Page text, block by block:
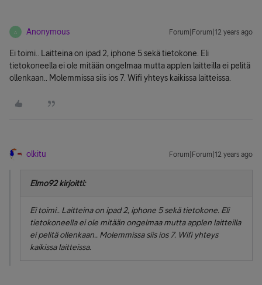
A Anonymous Forum|Forum|12 years ago
Ei toimi.. Laitteina on ipad 2, iphone 5 sekä tietokone. Eli
tietokoneella ei ole mitään ongelmaa mutta applen laitteilla ei pelitä
ollenkaan.. Molemmissa siis ios 7. Wifi yhteys kaikissa laitteissa.
olkitu Forum|Forum|12 years ago
Elmo92 kirjoitti:
Ei toimi.. Laitteina on ipad 2, iphone 5 sekä tietokone. Eli
tietokoneella ei ole mitään ongelmaa mutta applen laitteilla
ei pelitä ollenkaan.. Molemmissa siis ios 7. Wifi yhteys
kaikissa laitteissa.